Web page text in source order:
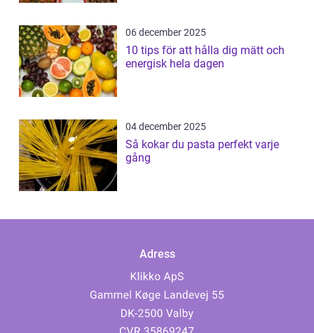
06 december 2025
10 tips för att hålla dig mätt och
energisk hela dagen
04 december 2025
Så kokar du pasta perfekt varje
gång
Adress